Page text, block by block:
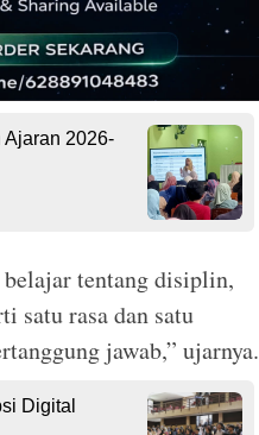
Ajaran 2026-
tentang disiplin,
satu rasa dan satu
jawab,” ujarnya.
Digital